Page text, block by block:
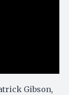
Gibson,